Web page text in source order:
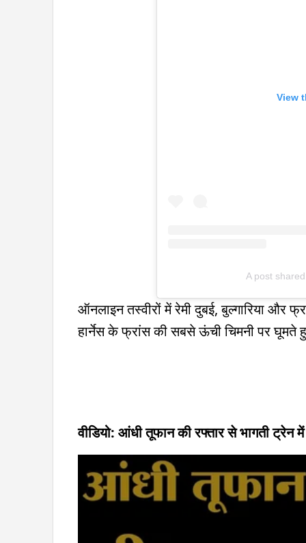
View
A post
ऑनलाइन तस्वीरों में रेमी दुबई, बुल्गारिया और
हार्नेस के फ्रांस की सबसे ऊंची चिमनी पर घूमते
वीडियो: आंधी तूफान की रफ्तार से भागती ट्रेन